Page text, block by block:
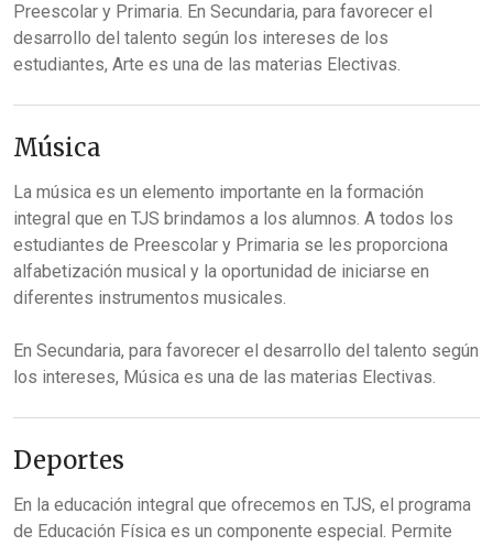
Preescolar y Primaria. En Secundaria, para favorecer el
desarrollo del talento según los intereses de los
estudiantes, Arte es una de las materias Electivas.
Música
La música es un elemento importante en la formación
integral que en TJS brindamos a los alumnos. A todos los
estudiantes de Preescolar y Primaria se les proporciona
alfabetización musical y la oportunidad de iniciarse en
diferentes instrumentos musicales.
En Secundaria, para favorecer el desarrollo del talento según
los intereses, Música es una de las materias Electivas.
Deportes
En la educación integral que ofrecemos en TJS, el programa
de Educación Física es un componente especial. Permite